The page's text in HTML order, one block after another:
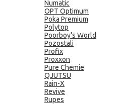
Numatic
OPT Optimum
Poka Premium
Polytop
Poorboy's World
Pozostali
Profix
Proxxon
Pure Chemie
QJUTSU
Rain-X
Revive
Rupes